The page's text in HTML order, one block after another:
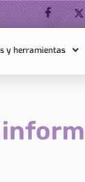
y herramientas